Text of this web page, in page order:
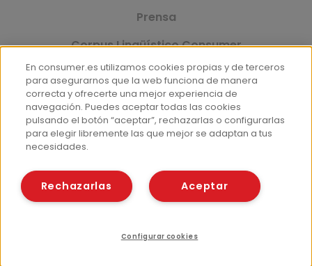
Prensa
Corpus Lingüístico Consumer
© Fundación EROSKI
Aviso legalPolíticas de privacidad
Políticas de cookies
En consumer.es utilizamos cookies propias y de terceros
para asegurarnos que la web funciona de manera
correcta y ofrecerte una mejor experiencia de
navegación. Puedes aceptar todas las cookies
pulsando el botón “aceptar”, rechazarlas o configurarlas
para elegir libremente las que mejor se adaptan a tus
necesidades.
Aceptar
Rechazarlas
Configurar cookies